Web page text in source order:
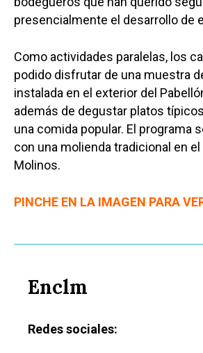
presencialmente el desarrollo de
Como actividades paralelas, los
podido disfrutar de una muestra
instalada en el exterior del
además de degustar platos
una comida popular. El programa
con una molienda tradicional en
Molinos.
PINCHE EN LA IMAGEN PARA
Enclm
Redes sociales: